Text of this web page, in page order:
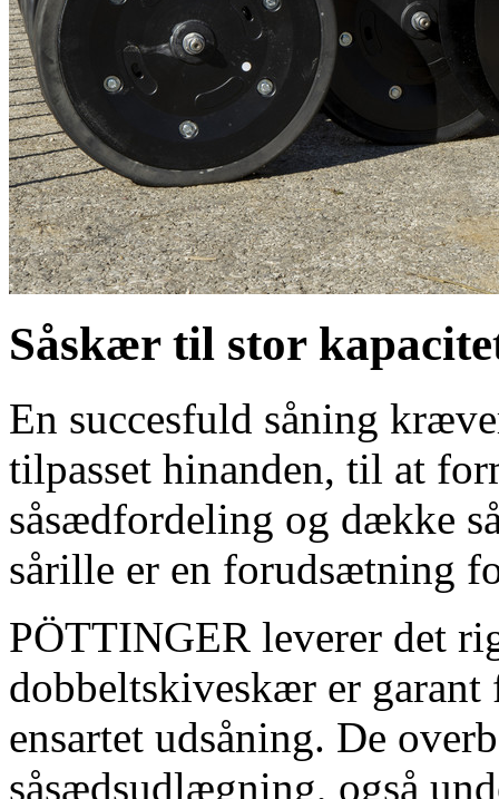
Såskær til stor
En succesfuld såning
tilpasset hinanden, til at
såsædfordeling og dække
sårille er en forudsætning
PÖTTINGER leverer det
dobbeltskiveskær er
ensartet udsåning. De
såsædsudlægning, også